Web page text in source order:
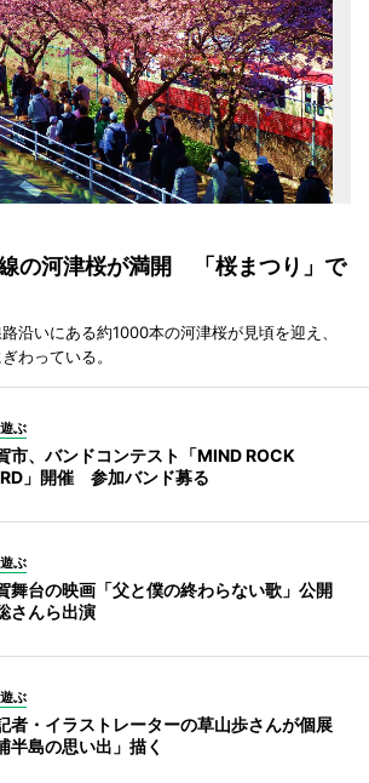
の河津桜が満開 「桜まつり」で
沿いにある約1000本の河津桜が見頃を迎え、
わっている。
ぶ
市、バンドコンテスト「MIND ROCK
」開催 参加バンド募る
ぶ
舞台の映画「父と僕の終わらない歌」公開
さんら出演
ぶ
者・イラストレーターの草山歩さんが個展
半島の思い出」描く